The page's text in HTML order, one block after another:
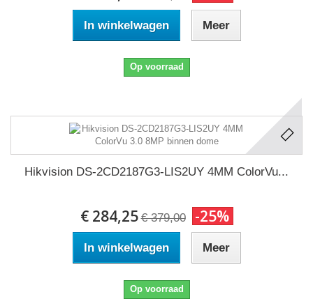
In winkelwagen Meer
Op voorraad
Hikvision DS-2CD2187G3-LIS2UY 4MM ColorVu...
€ 284,25 € 379,00 -25%
In winkelwagen Meer
Op voorraad